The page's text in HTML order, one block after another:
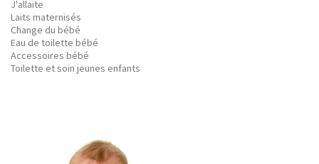
J'allaite
Laits maternisés
Change du bébé
Eau de toilette bébé
Accessoires bébé
Toilette et soin jeunes enfants